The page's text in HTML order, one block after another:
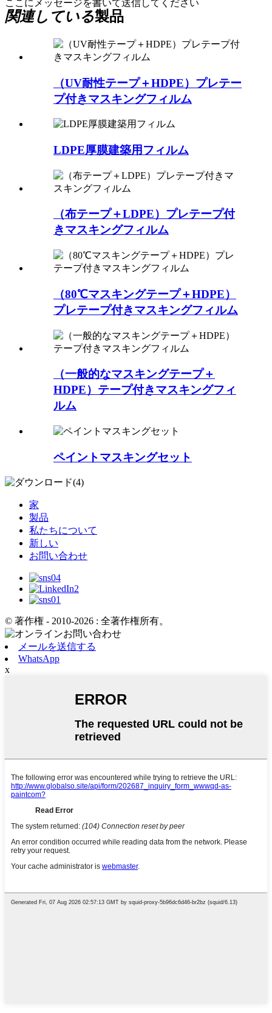
ここにメッセージを書いて送信してください
関連している製品
（UV耐性テープ＋HDPE）プレテー
プ付きマスキングフィルム
LDPE厚膜建築用フィルム
（布テープ＋LDPE）プレテープ付
きマスキングフィルム
（80℃マスキングテープ＋HDPE）
プレテープ付きマスキングフィルム
（一般的なマスキングテープ＋
HDPE）テープ付きマスキングフィ
ルム
ペイントマスキングセット
家
製品
私たちについて
新しい
お問い合わせ
© 著作権 - 2010-2026 : 全著作権所有。
メールを送信する
WhatsApp
x